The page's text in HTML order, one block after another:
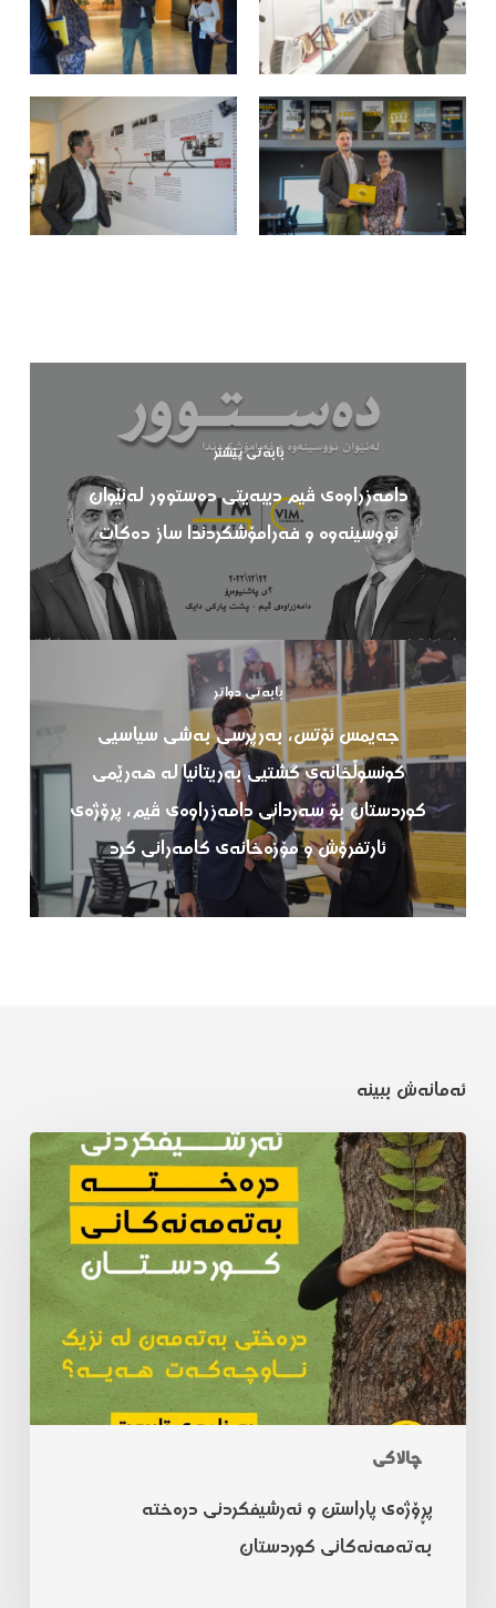
بابەتی پێشتر
دامەزراوەی ڤیم دیبەیتی دەستوور لەنێوان
نووسینەوە و فەرامۆشکردندا ساز دەکات
بابەتی دواتر
جەیمس ئۆتس، بەرپرسی بەشی سیاسیی
کونسوڵخانەی گشتیی بەریتانیا لە هەرێمی
کوردستان بۆ سەردانی دامەزراوەی ڤیم، پرۆژەی
ئارتفرۆش و مۆزەخانەی کامەرانی کرد
ئەمانەش ببینە
چالاکی
پڕۆژەی پاراستن و ئەرشیفکردنی درەختە
بەتەمەنەکانی کوردستان